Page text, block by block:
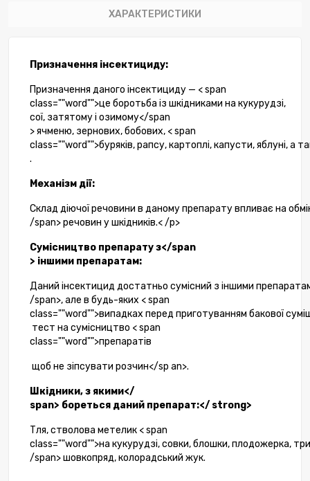
ХАРАКТЕРИСТИКИ
Призначення інсектициду:
Призначення даного інсектициду — < span
class=""word"">це боротьба із шкідниками на кукурудзі,
сої, затятомуі озимому</span
>ячменю, зернових,бобових, < span
class=""word"">буряків,рапсу,картоплі,капусти,яблуні,а
.
Механізм дії:
Склад діючоїречовини в даномупрепаратувпливає на
/span>речовин ушкідників.< /p>
Сумісництво препаратуз</span
> іншими препаратам:
Даний інсектицид достатньо сумісний з іншими
/span>,але в будь-яких < span
class=""word"">випадках перед приготуванням бакової
тест на сумісництво < span
class=""word"">препаратів
щоб не зіпсувати розчин</sp an>.
Шкідники,з якими</
span> бореться даний препарат:</ strong>
Тля,стволова метелик < span
class=""word"">на кукурудзі,совки,блошки,плодожерка,
/span>шовкопряд,колорадський жук.